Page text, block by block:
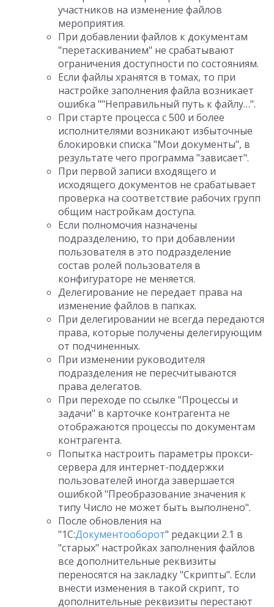
участников на изменение файлов
мероприятия.
При добавлении файлов к документам
"перетаскиванием" не срабатывают
ограничения доступности по состояниям.
Если файлы хранятся в томах, то при
настройке заполнения файла возникает
ошибка ""Неправильный путь к файлу…".
При старте процесса с 500 и более
исполнителями возникают избыточные
блокировки списка "Мои документы", в
результате чего программа "зависает".
При первой записи входящего и
исходящего документов не срабатывает
проверка на соответствие рабочих групп
общим настройкам доступа.
Если полномочия назначены
подразделению, то при добавлении
пользователя в это подразделение
состав ролей пользователя в
конфигураторе не меняется.
Делегирование не передает права на
изменение файлов в папках.
При делегировании не всегда передаются
права, которые получены делегирующим
от подчиненных.
При изменении руководителя
подразделения не пересчитываются
права делегатов.
При переходе по ссылке "Процессы и
задачи" в карточке контрагента не
отображаются процессы по документам
контрагента.
Попытка настроить параметры прокси-
сервера для интернет-поддержки
пользователей иногда завершается
ошибкой "Преобразование значения к
типу Число не может быть выполнено".
После обновления на
"1С:Документооборот" редакции 2.1 в
"старых" настройках заполнения файлов
все дополнительные реквизиты
переносятся на закладку "Скрипты". Если
внести изменения в такой скрипт, то
дополнительные реквизиты перестают